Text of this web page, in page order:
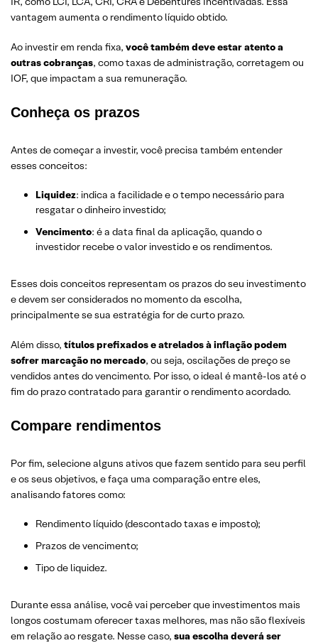
vantagem aumenta o rendimento líquido obtido.
Ao investir em renda fixa, você também deve estar atento a
outras cobranças, como taxas de administração, corretagem ou
IOF, que impactam a sua remuneração.
Conheça os prazos
Antes de começar a investir, você precisa também entender
esses conceitos:
Liquidez: indica a facilidade e o tempo necessário para
resgatar o dinheiro investido;
Vencimento: é a data final da aplicação, quando o
investidor recebe o valor investido e os rendimentos.
Esses dois conceitos representam os prazos do seu investimento
e devem ser considerados no momento da escolha,
principalmente se sua estratégia for de curto prazo.
Além disso, títulos prefixados e atrelados à inflação podem
sofrer marcação no mercado, ou seja, oscilações de preço se
vendidos antes do vencimento. Por isso, o ideal é mantê-los até o
fim do prazo contratado para garantir o rendimento acordado.
Compare rendimentos
Por fim, selecione alguns ativos que fazem sentido para seu perfil
e os seus objetivos, e faça uma comparação entre eles,
analisando fatores como:
Rendimento líquido (descontado taxas e imposto);
Prazos de vencimento;
Tipo de liquidez.
Durante essa análise, você vai perceber que investimentos mais
longos costumam oferecer taxas melhores, mas não são flexíveis
em relação ao resgate. Nesse caso, sua escolha deverá ser